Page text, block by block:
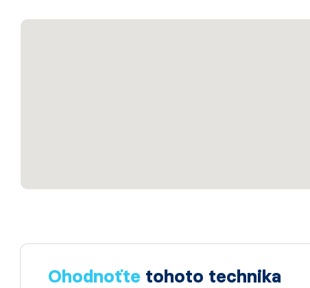
Ohodnoťte tohoto technika